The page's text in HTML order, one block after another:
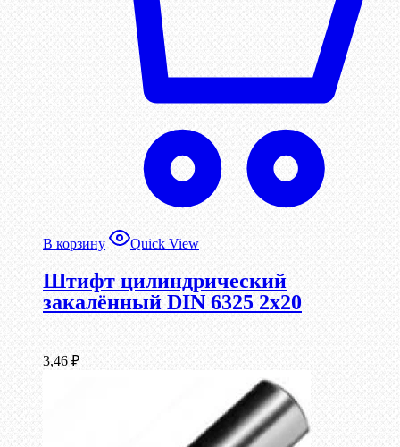
В корзину Quick View
Штифт цилиндрический
закалённый DIN 6325 2х20
3,46 ₽